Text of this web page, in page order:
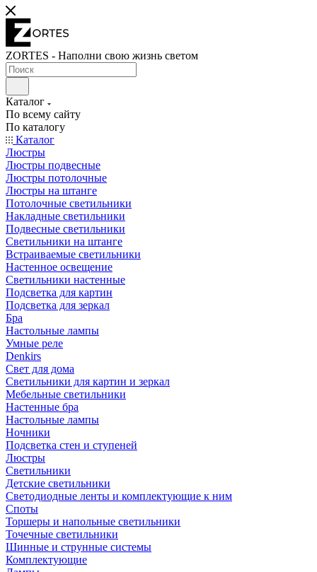
ZORTES - Наполни свою жизнь светом
Каталог
По всему сайту
По каталогу
Каталог
Люстры
Люстры подвесные
Люстры потолочные
Люстры на штанге
Потолочные светильники
Накладные светильники
Подвесные светильники
Светильники на штанге
Встраиваемые светильники
Настенное освещение
Светильники настенные
Подсветка для картин
Подсветка для зеркал
Бра
Настольные лампы
Умные реле
Denkirs
Свет для дома
Светильники для картин и зеркал
Мебельные светильники
Настенные бра
Настольные лампы
Ночники
Подсветка стен и ступеней
Люстры
Светильники
Детские светильники
Светодиодные ленты и комплектующие к ним
Споты
Торшеры и напольные светильники
Точечные светильники
Шинные и струнные системы
Комплектующие